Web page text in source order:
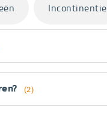
(2)
Incontinentie